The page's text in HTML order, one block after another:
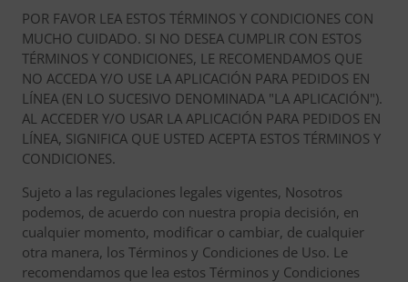
POR FAVOR LEA ESTOS TÉRMINOS Y CONDICIONES CON
MUCHO CUIDADO. SI NO DESEA CUMPLIR CON ESTOS
TÉRMINOS Y CONDICIONES, LE RECOMENDAMOS QUE
NO ACCEDA Y/O USE LA APLICACIÓN PARA PEDIDOS EN
LÍNEA (EN LO SUCESIVO DENOMINADA "LA APLICACIÓN").
AL ACCEDER Y/O USAR LA APLICACIÓN PARA PEDIDOS EN
LÍNEA, SIGNIFICA QUE USTED ACEPTA ESTOS TÉRMINOS Y
CONDICIONES.
Sujeto a las regulaciones legales vigentes, Nosotros
podemos, de acuerdo con nuestra propia decisión, en
cualquier momento, modificar o cambiar, de cualquier
otra manera, los Términos y Condiciones de Uso. Le
recomendamos que lea estos Términos y Condiciones